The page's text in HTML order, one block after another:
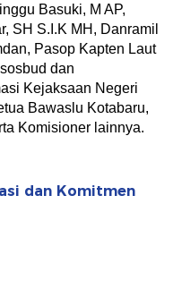
Basuki, M AP,
SH S.I.K MH, Danramil
Pasop Kapten Laut
dan
Kejaksaan Negeri
Bawaslu Kotabaru,
Komisioner lainnya.
dan Komitmen